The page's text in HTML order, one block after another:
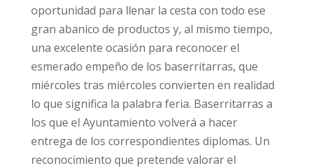
oportunidad para llenar la cesta con todo ese
gran abanico de productos y, al mismo tiempo,
una excelente ocasión para reconocer el
esmerado empeño de los baserritarras, que
miércoles tras miércoles convierten en realidad
lo que significa la palabra feria. Baserritarras a
los que el Ayuntamiento volverá a hacer
entrega de los correspondientes diplomas. Un
reconocimiento que pretende valorar el